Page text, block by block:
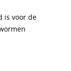
is voor de